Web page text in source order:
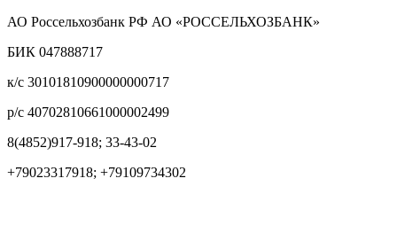
АО Россельхозбанк РФ АО «РОССЕЛЬХОЗБАНК»
БИК 047888717
к/с 30101810900000000717
р/с 40702810661000002499
8(4852)917-918; 33-43-02
+79023317918; +79109734302